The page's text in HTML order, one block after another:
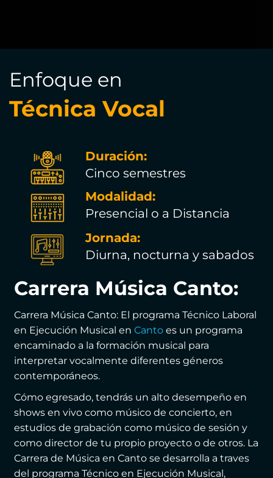
Enfoque en
Técnica Vocal
Duración:
Cinco semestres
Modalidad:
Presencial o a Distancia
Jornada:
Diurna, nocturna y sabados
Carrera Música Canto:
Carrera Música Canto: El programa Técnico Laboral
en Ejecución Musical en Canto es un programa
encaminado a la formación musical para
interpretar vocalmente diferentes géneros
contemporáneos.
Cómo egresado, tendrás un alto desempeño en
shows en vivo como músico de concierto, en
estudios de grabación como músico de sesión y
como director de tu propio proyecto o de otros. La
Carrera de Música en Canto se desarrolla a traves
del programa Técnico en Ejecución Musical,